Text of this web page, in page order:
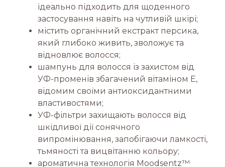
ідеально підходить для щоденного
застосування навіть на чутливій шкірі;
містить органічний екстракт персика,
який глибоко живить, зволожує та
відновлює волосся;
шампунь для волосся із захистом від
УФ-променів збагачений вітаміном E,
відомим своїми антиоксидантними
властивостями;
УФ-фільтри захищають волосся від
шкідливої дії сонячного
випромінювання, запобігаючи ламкості,
тьмяності та вицвітанню кольору;
ароматична технологія Moodsentz™